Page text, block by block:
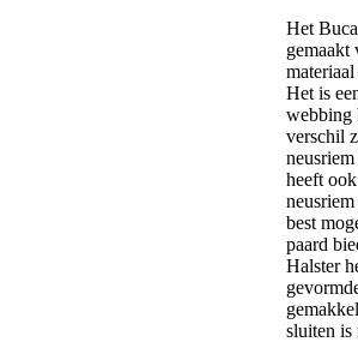
​Het
gemaakt
Het is
webbing
verschil
heeft
best
paard
Halster
sluiten is